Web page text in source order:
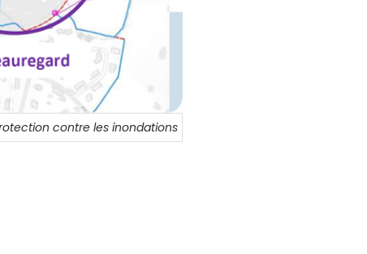
contre les inondations